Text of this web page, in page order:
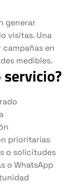
generar
visitas. Una
en
medibles.
prioritarias
o solicitudes
o WhatsApp